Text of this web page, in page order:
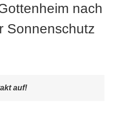
nach
Sonnenschutz
auf!